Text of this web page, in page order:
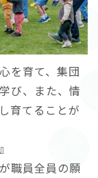
を育て、集団
び、また、情
育てることが
職員全員の願